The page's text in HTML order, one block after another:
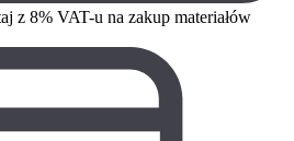
z 8% VAT-u na zakup materiałów